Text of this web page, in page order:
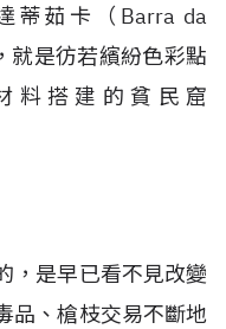
蒂茹卡（Barra da
就是彷若繽紛色彩點
料搭建的貧民窟
，是早已看不見改變
品、槍枝交易不斷地